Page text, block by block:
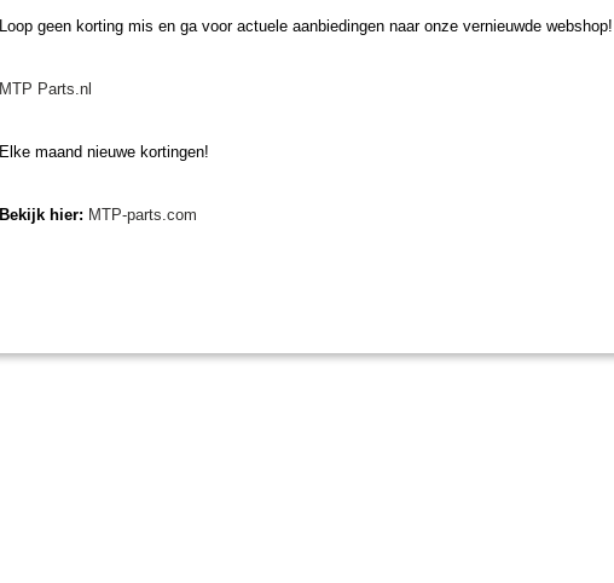
Loop geen korting mis en ga voor actuele aanbiedingen naar onze vernieuwde webshop!
MTP Parts.nl
Elke maand nieuwe kortingen!
Bekijk hier: MTP-parts.com